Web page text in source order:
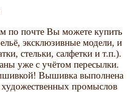
по почте Вы можете купить
эксклюзивные модели, и
стельки, салфетки и т.п.).
уже с учётом пересылки.
Вышивка выполнена
промыслов